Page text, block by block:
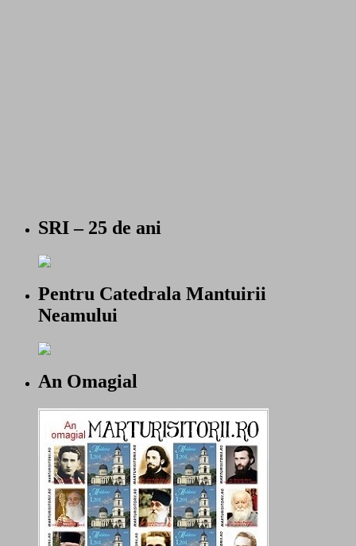
SRI – 25 de ani
Pentru Catedrala Mantuirii
Neamului
An Omagial